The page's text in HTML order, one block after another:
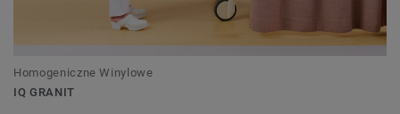
Homogeniczne Winylowe
IQ GRANIT